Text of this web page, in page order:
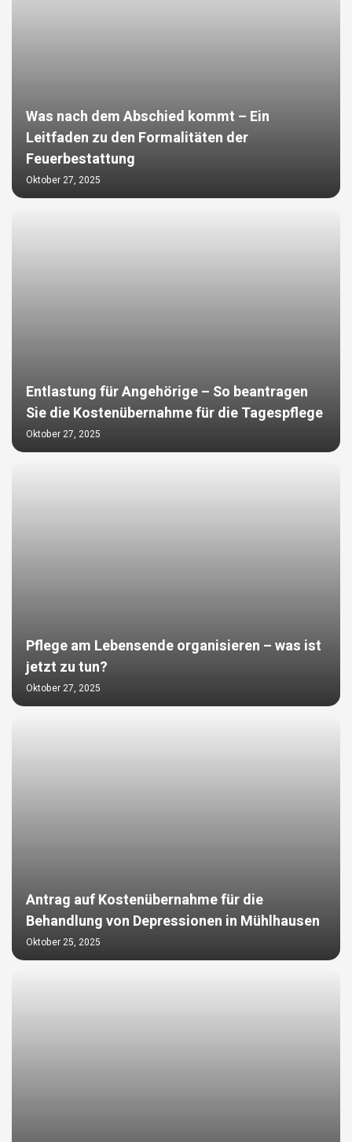
Was nach dem Abschied kommt – Ein
Leitfaden zu den Formalitäten der
Feuerbestattung
Oktober 27, 2025
Entlastung für Angehörige – So beantragen
Sie die Kostenübernahme für die Tagespflege
Oktober 27, 2025
Pflege am Lebensende organisieren – was ist
jetzt zu tun?
Oktober 27, 2025
Antrag auf Kostenübernahme für die
Behandlung von Depressionen in Mühlhausen
Oktober 25, 2025